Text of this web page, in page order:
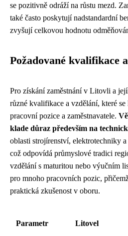
se pozitivně odráží na růstu mezd.
také často poskytují nadstandardní
zvyšují celkovou hodnotu
Požadované kvalifikace
Pro získání zaměstnání v Litovli a
různé kvalifikace a vzdělání, které
pracovní pozice a zaměstnavatele.
klade důraz především na
oblasti strojírenství, elektrotechniky
což odpovídá průmyslové tradici
vzdělání s maturitou nebo výučním
pro mnoho pracovních pozic,
praktická zkušenost v oboru.
Parametr Litovel